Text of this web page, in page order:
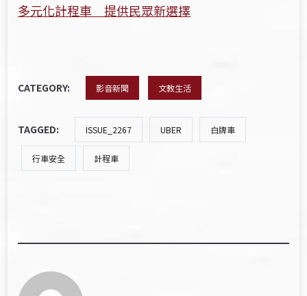
多元化計程車 提供民眾新選擇
CATEGORY: 影音新聞 文教生活
TAGGED: ISSUE_2267 UBER 白牌車
行車安全 計程車